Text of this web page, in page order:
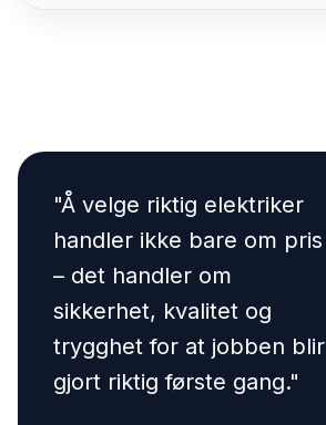
"Å velge riktig elektriker
handler ikke bare om pris
– det handler om
sikkerhet, kvalitet og
trygghet for at jobben blir
gjort riktig første gang."